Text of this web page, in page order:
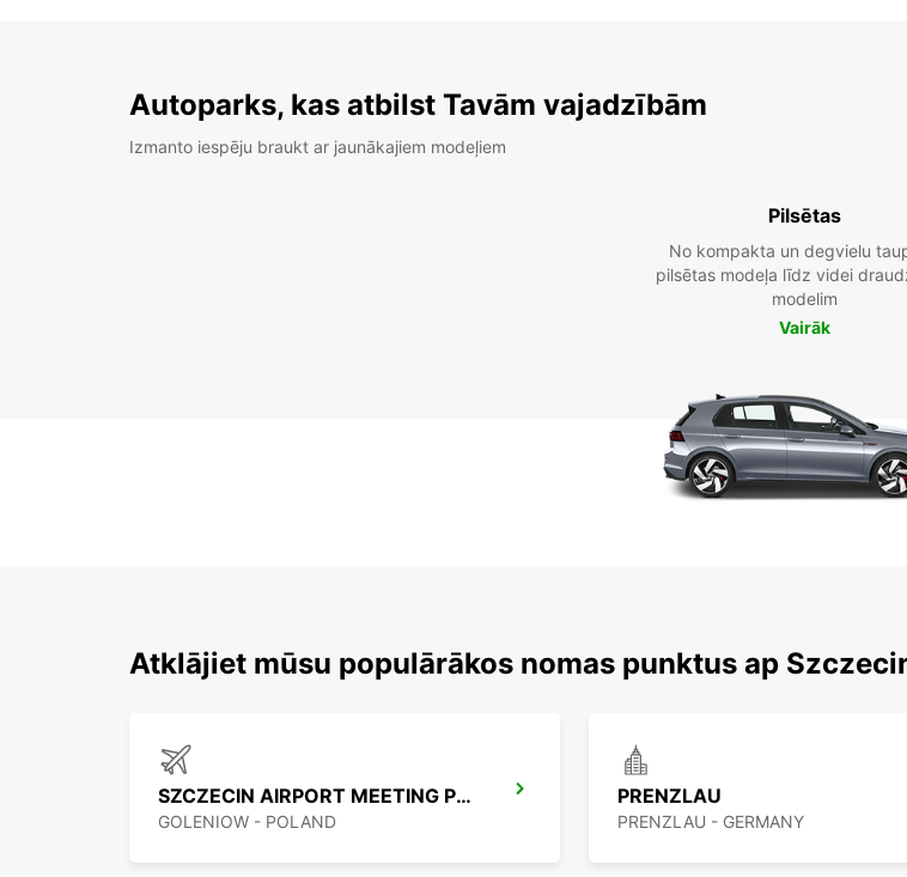
Autoparks, kas atbilst Tavām vajadzībām
Izmanto iespēju braukt ar jaunākajiem modeļiem
Pilsētas
No kompakta un degvielu
pilsētas modeļa līdz videi
modelim
Vairāk
Atklājiet mūsu populārākos nomas punktus ap
SZCZECIN AIRPORT MEETING POINT
GOLENIOW - POLAND
PRENZLAU
PRENZLAU - GERMANY